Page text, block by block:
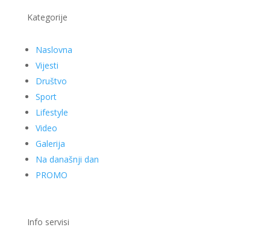
Kategorije
Naslovna
Vijesti
Društvo
Sport
Lifestyle
Video
Galerija
Na današnji dan
PROMO
Info servisi